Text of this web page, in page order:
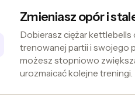
Zmieniasz opór i
Dobierasz ciężar
trenowanej partii i swojego
możesz stopniowo
urozmaicać kolejne treningi.